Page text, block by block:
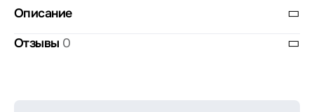
Описание
Отзывы 0